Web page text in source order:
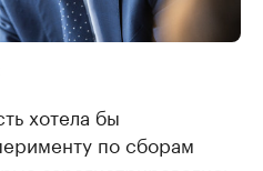
хотела бы
по сборам